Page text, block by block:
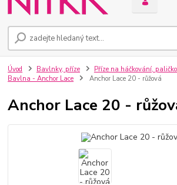
Úvod Bavlnky, příze
Příze na háčkování,
Bavlna - Anchor Lace
Anchor Lace 20 - růžová
Anchor Lace 20 -